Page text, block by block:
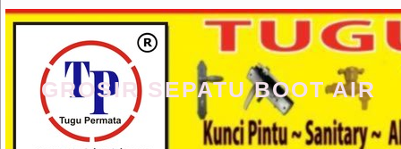
GROSIR SEPATU BOOT AIR